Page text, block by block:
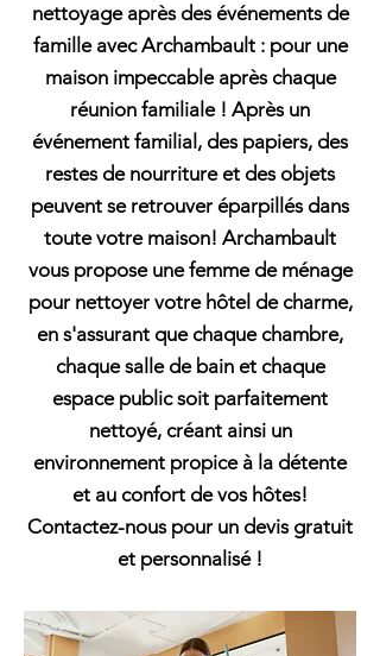
nettoyage après des événements de
famille avec Archambault : pour une
maison impeccable après chaque
réunion familiale ! Après un
événement familial, des papiers, des
restes de nourriture et des objets
peuvent se retrouver éparpillés dans
toute votre maison! Archambault
vous propose une femme de ménage
pour nettoyer votre hôtel de charme,
en s'assurant que chaque chambre,
chaque salle de bain et chaque
espace public soit parfaitement
nettoyé, créant ainsi un
environnement propice à la détente
et au confort de vos hôtes!
Contactez-nous pour un devis gratuit
et personnalisé !